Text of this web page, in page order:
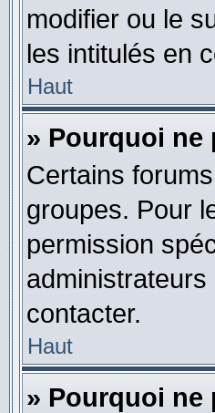
modifier ou le
les intitulés en
Haut
» Pourquoi ne
Certains
groupes. Pour
permission
contacter.
Haut
» Pourquoi ne